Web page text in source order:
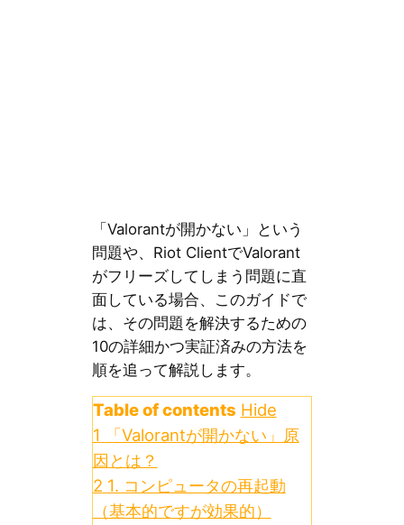
「Valorantが開かない」という
問題や、Riot ClientでValorant
がフリーズしてしまう問題に直
面している場合、このガイドで
は、その問題を解決するための
10の詳細かつ実証済みの方法を
順を追って解説します。
Table of contents Hide
1
「Valorantが開かない」原
因とは？
2 1. コンピュータの再起動
（基本的ですが効果的）